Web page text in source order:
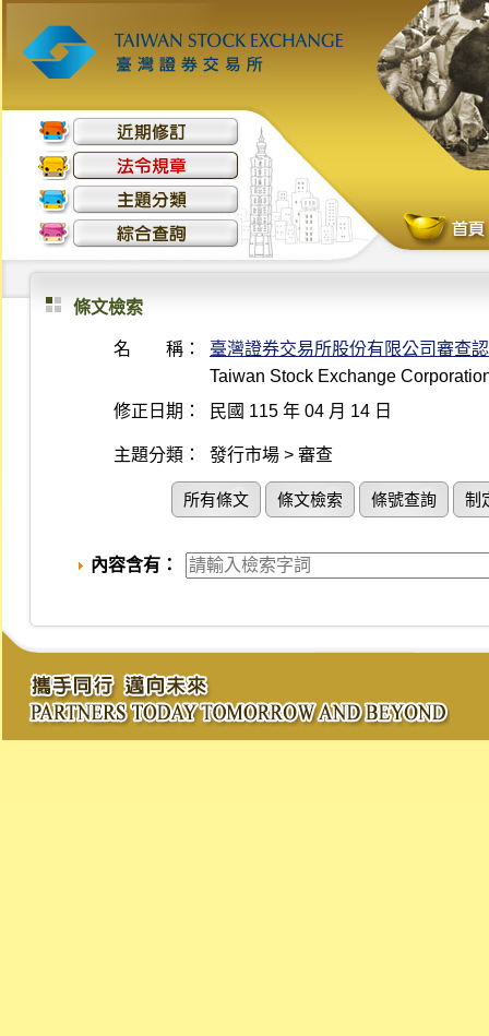
條文檢索
名 稱：
臺灣證券交易所股份有限公司審查
Taiwan Stock Exchange
修正日期：
民國 115 年 04 月 14 日
主題分類： 發行市場 > 審查
所有條文 條文檢索 條號查詢 制
內容含有：